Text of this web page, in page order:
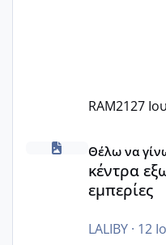
RAM2127
κέντρα εξωσωματικής
Θέλω να
κέντρα
εμπερίες
LALIBY· 12